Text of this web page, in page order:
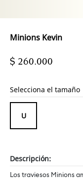
Minions Kevin
$ 260.000
Selecciona el tamaño
Descripción:
Los traviesos Minions